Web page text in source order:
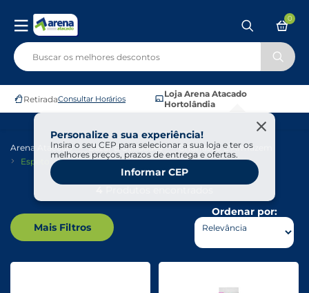
RetiradaConsultar Horários
Loja Arena Atacado
Hortolândia
Personalize a sua experiência!
Insira o seu CEP para selecionar a sua loja e ter os
melhores preços, prazos de entrega e ofertas.
Informar CEP
0
Arena Atacado Bazar E Utilidades
Churrasco E Armázem
Espeto
Mais Filtros
Ordenar por: